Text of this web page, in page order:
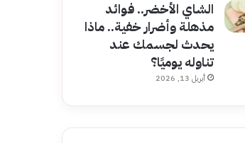
الشاي الأخضر.. فوائد
مذهلة وأضرار خفية.. ماذا
يحدث لجسمك عند
تناوله يوميًا؟
أبريل 13, 2026